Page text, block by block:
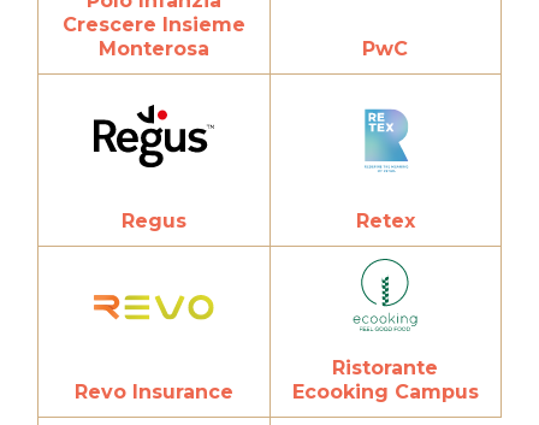
Crescere Insieme
Monterosa
PwC
Regus Retex
Revo Insurance
Ristorante
Ecooking Campus